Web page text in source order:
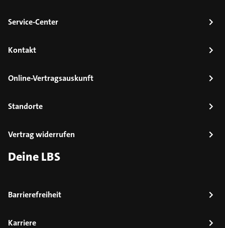
Service-Center
Kontakt
Online-Vertragsauskunft
Standorte
Vertrag widerrufen
Deine LBS
Barrierefreiheit
Karriere